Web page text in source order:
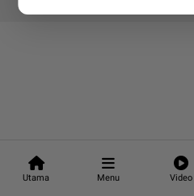
Utama Menu Video